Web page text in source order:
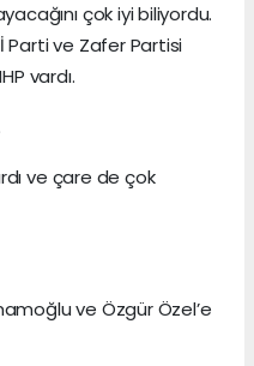
çok iyi biliyordu.
Parti ve Zafer Partisi
vardı.
ve çare de çok
ve Özgür Özel’e